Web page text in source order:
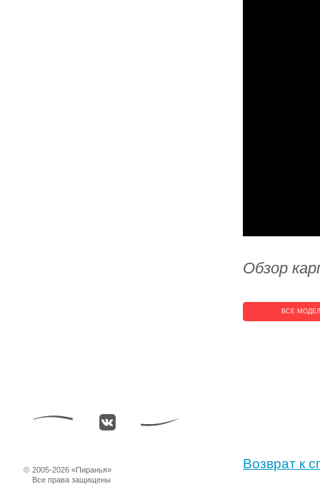
Обзор
ВСЕ
Возврат к
© 2005-2026 «Пиранья»
Все права защищены